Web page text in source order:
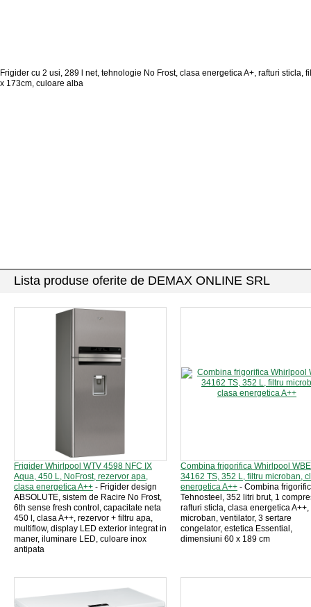
Frigider cu 2 usi, 289 l net, tehnologie No Frost, clasa energetica A+, rafturi sticla,
x 173cm, culoare alba
Lista produse oferite de DEMAX ONLINE SRL
Frigider Whirlpool WTV 4598 NFC IX
Aqua, 450 L, NoFrost, rezervor apa,
clasa energetica A++ - Frigider design
ABSOLUTE, sistem de Racire No Frost,
6th sense fresh control, capacitate neta
450 l, clasa A++, rezervor + filtru apa,
multiflow, display LED exterior integrat in
maner, iluminare LED, culoare inox
antipata
Combina frigorifica Whirlpool WBE
34162 TS, 352 L, filtru microban,
energetica A++ - Combina
Tehnosteel, 352 litri brut, 1
rafturi sticla, clasa energetica A++,
microban, ventilator, 3 sertare
congelator, estetica Essential,
dimensiuni 60 x 189 cm